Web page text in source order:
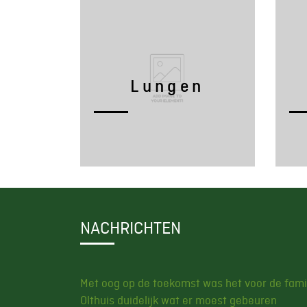
Lungen
Lungenprobleme entstehen
häufig durch schlechte
Belüftung oder Zugluft, was
NACHRICHTEN
Met oog op de toekomst was het voor de
Olthuis duidelijk wat er moest gebeuren